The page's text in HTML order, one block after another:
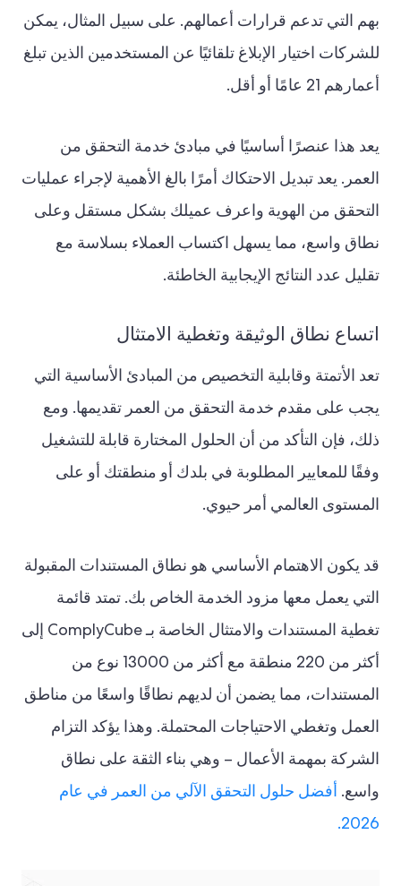
بهم التي تدعم قرارات أعمالهم. على سبيل المثال، يمكن
للشركات اختيار الإبلاغ تلقائيًا عن المستخدمين الذين تبلغ
أعمارهم 21 عامًا أو أقل.
يعد هذا عنصرًا أساسيًا في مبادئ خدمة التحقق من
العمر. يعد تبديل الاحتكاك أمرًا بالغ الأهمية لإجراء عمليات
التحقق من الهوية واعرف عميلك بشكل مستقل وعلى
نطاق واسع، مما يسهل اكتساب العملاء بسلاسة مع
تقليل عدد النتائج الإيجابية الخاطئة.
اتساع نطاق الوثيقة وتغطية الامتثال
تعد الأتمتة وقابلية التخصيص من المبادئ الأساسية التي
يجب على مقدم خدمة التحقق من العمر تقديمها. ومع
ذلك، فإن التأكد من أن الحلول المختارة قابلة للتشغيل
وفقًا للمعايير المطلوبة في بلدك أو منطقتك أو على
المستوى العالمي أمر حيوي.
قد يكون الاهتمام الأساسي هو نطاق المستندات المقبولة
التي يعمل معها مزود الخدمة الخاص بك. تمتد قائمة
تغطية المستندات والامتثال الخاصة بـ ComplyCube إلى
أكثر من 220 منطقة مع أكثر من 13000 نوع من
المستندات، مما يضمن أن لديهم نطاقًا واسعًا من مناطق
العمل وتغطي الاحتياجات المحتملة. وهذا يؤكد التزام
الشركة بمهمة الأعمال – وهي بناء الثقة على نطاق
واسع. أفضل حلول التحقق الآلي من العمر في عام
2026.